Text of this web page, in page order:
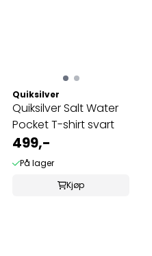
Quiksilver
Quiksilver Salt Water
Pocket T-shirt svart
499,-
På lager
Kjøp